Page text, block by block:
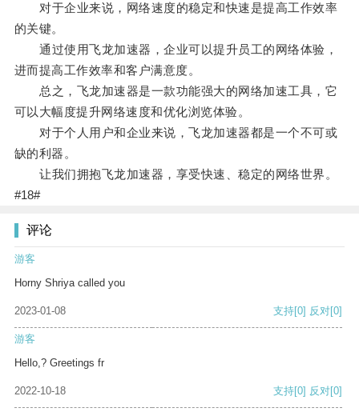
对于企业来说，网络速度的稳定和快速是提高工作效率
的关键。
通过使用飞龙加速器，企业可以提升员工的网络体验，
进而提高工作效率和客户满意度。
总之，飞龙加速器是一款功能强大的网络加速工具，它
可以大幅度提升网络速度和优化浏览体验。
对于个人用户和企业来说，飞龙加速器都是一个不可或
缺的利器。
让我们拥抱飞龙加速器，享受快速、稳定的网络世界。
#18#
评论
游客
Horny Shriya called you
2023-01-08 支持[0] 反对[0]
游客
Hello,? Greetings fr
2022-10-18 支持[0] 反对[0]